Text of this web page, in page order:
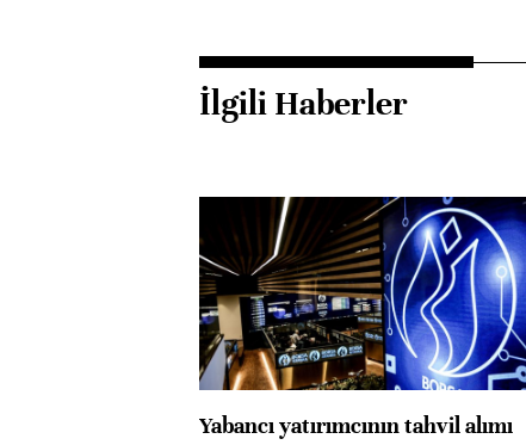
İlgili Haberler
Yabancı yatırımcının tahvil alımı